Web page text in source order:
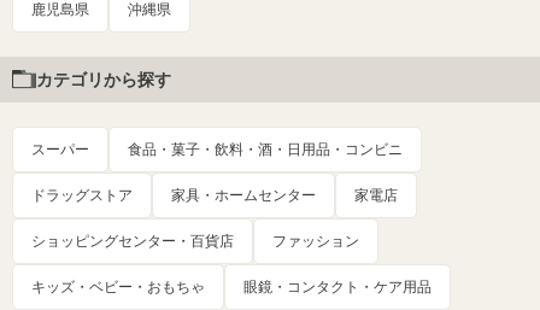
鹿児島県 沖縄県
カテゴリから探す
スーパー 食品・菓子・飲料・酒・日用品・コンビニ
ドラッグストア 家具・ホームセンター 家電店
ショッピングセンター・百貨店 ファッション
キッズ・ベビー・おもちゃ 眼鏡・コンタクト・ケア用品